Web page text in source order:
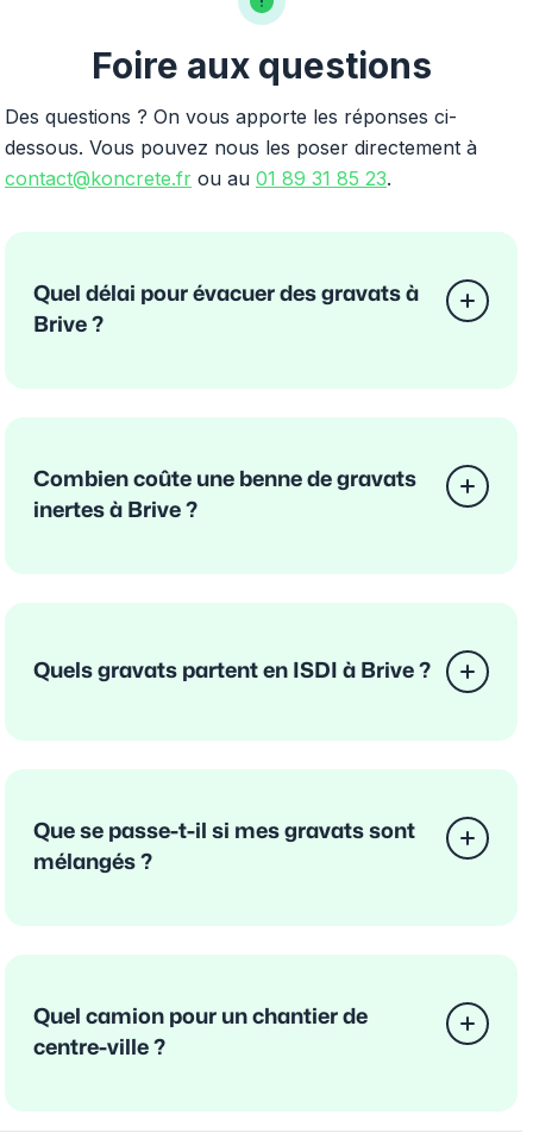
Foire aux questions
Des questions ? On vous apporte les réponses ci-
dessous. Vous pouvez nous les poser directement à
contact@koncrete.fr ou au 01 89 31 85 23.
Quel délai pour évacuer des gravats à
Brive ?
Combien coûte une benne de gravats
inertes à Brive ?
Quels gravats partent en ISDI à Brive ?
Que se passe-t-il si mes gravats sont
mélangés ?
Quel camion pour un chantier de
centre-ville ?